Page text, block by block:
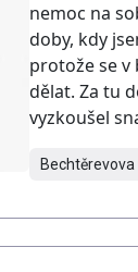
nemoc na
doby, kdy
protože se v
dělat. Za tu
vyzkoušel